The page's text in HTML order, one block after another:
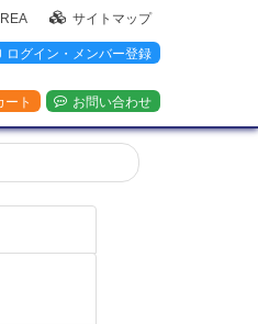
サイトマップ
ログイン・メンバー登録
ート お問い合わせ